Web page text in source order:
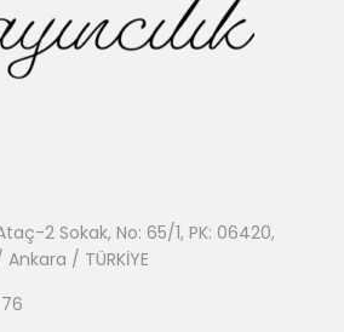
2 Sokak, No: 65/1, PK: 06420,
/ TÜRKİYE